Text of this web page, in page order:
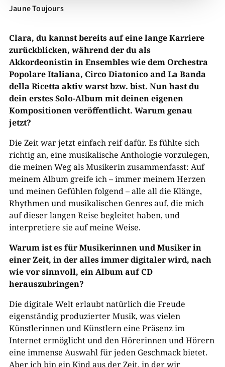
Jaune Toujours
Clara, du kannst bereits auf eine lange Karriere
zurückblicken, während der du als
Akkordeonistin in Ensembles wie dem Orchestra
Popolare Italiana, Circo Diatonico and La Banda
della Ricetta aktiv warst bzw. bist. Nun hast du
dein erstes Solo-Album mit deinen eigenen
Kompositionen veröffentlicht. Warum genau
jetzt?
Die Zeit war jetzt einfach reif dafür. Es fühlte sich
richtig an, eine musikalische Anthologie vorzulegen,
die meinen Weg als Musikerin zusammenfasst: Auf
meinem Album greife ich – immer meinem Herzen
und meinen Gefühlen folgend – alle all die Klänge,
Rhythmen und musikalischen Genres auf, die mich
auf dieser langen Reise begleitet haben, und
interpretiere sie auf meine Weise.
Warum ist es für Musikerinnen und Musiker in
einer Zeit, in der alles immer digitaler wird, nach
wie vor sinnvoll, ein Album auf CD
herauszubringen?
Die digitale Welt erlaubt natürlich die Freude
eigenständig produzierter Musik, was vielen
Künstlerinnen und Künstlern eine Präsenz im
Internet ermöglicht und den Hörerinnen und Hörern
eine immense Auswahl für jeden Geschmack bietet.
Aber ich bin ein Kind aus der Zeit, in der wir